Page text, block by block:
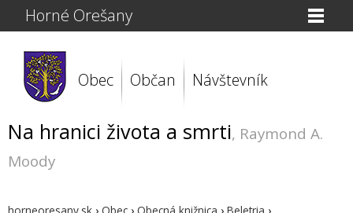
Horné Orešany
Obec Občan Návštevník
Na hranici života a smrti, Raymond A.
Moody